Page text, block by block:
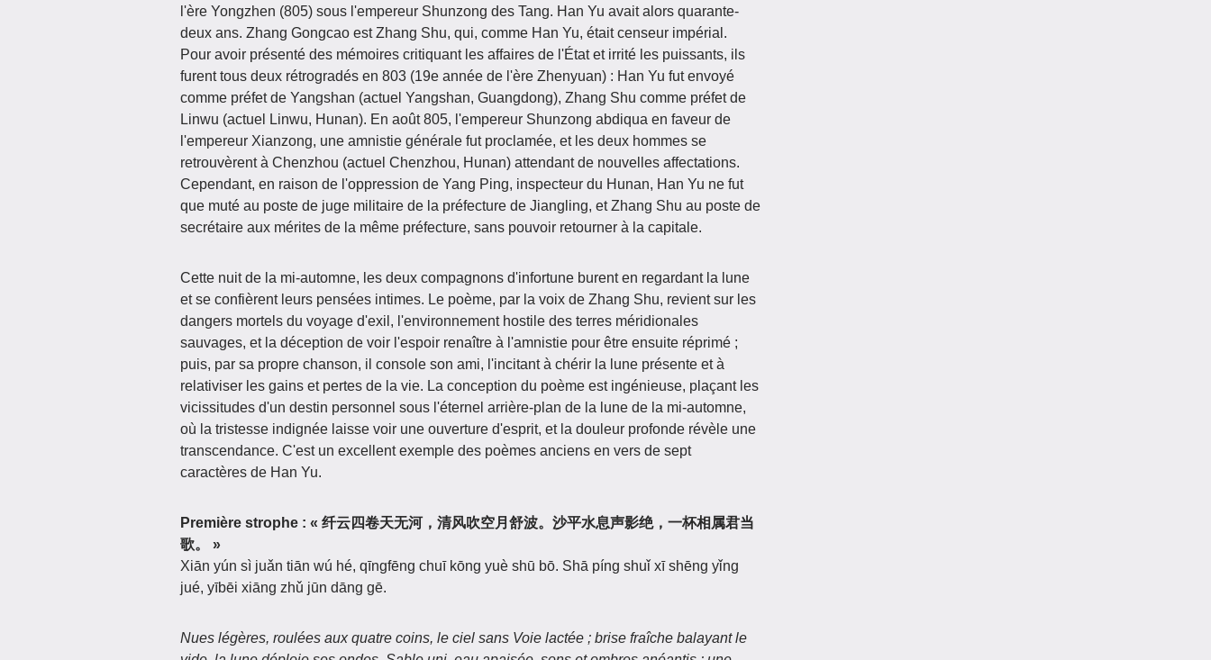
l'ère Yongzhen (805) sous l'empereur Shunzong des Tang. Han Yu avait alors quarante-
deux ans. Zhang Gongcao est Zhang Shu, qui, comme Han Yu, était censeur impérial.
Pour avoir présenté des mémoires critiquant les affaires de l'État et irrité les puissants, ils
furent tous deux rétrogradés en 803 (19e année de l'ère Zhenyuan) : Han Yu fut envoyé
comme préfet de Yangshan (actuel Yangshan, Guangdong), Zhang Shu comme préfet de
Linwu (actuel Linwu, Hunan). En août 805, l'empereur Shunzong abdiqua en faveur de
l'empereur Xianzong, une amnistie générale fut proclamée, et les deux hommes se
retrouvèrent à Chenzhou (actuel Chenzhou, Hunan) attendant de nouvelles affectations.
Cependant, en raison de l'oppression de Yang Ping, inspecteur du Hunan, Han Yu ne fut
que muté au poste de juge militaire de la préfecture de Jiangling, et Zhang Shu au poste de
secrétaire aux mérites de la même préfecture, sans pouvoir retourner à la capitale.
Cette nuit de la mi-automne, les deux compagnons d'infortune burent en regardant la lune
et se confièrent leurs pensées intimes. Le poème, par la voix de Zhang Shu, revient sur les
dangers mortels du voyage d'exil, l'environnement hostile des terres méridionales
sauvages, et la déception de voir l'espoir renaître à l'amnistie pour être ensuite réprimé ;
puis, par sa propre chanson, il console son ami, l'incitant à chérir la lune présente et à
relativiser les gains et pertes de la vie. La conception du poème est ingénieuse, plaçant les
vicissitudes d'un destin personnel sous l'éternel arrière-plan de la lune de la mi-automne,
où la tristesse indignée laisse voir une ouverture d'esprit, et la douleur profonde révèle une
transcendance. C'est un excellent exemple des poèmes anciens en vers de sept
caractères de Han Yu.
Première strophe : « 纤云四卷天无河，清风吹空月舒波。沙平水息声影绝，一杯相属君当
歌。 »
Xiān yún sì juǎn tiān wú hé, qīngfēng chuī kōng yuè shū bō. Shā píng shuǐ xī shēng yǐng
jué, yībēi xiāng zhǔ jūn dāng gē.
Nues légères, roulées aux quatre coins, le ciel sans Voie lactée ; brise fraîche balayant le